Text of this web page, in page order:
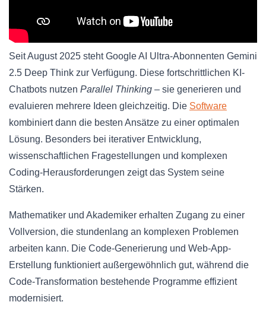
Seit August 2025 steht Google AI Ultra-Abonnenten Gemini
2.5 Deep Think zur Verfügung. Diese fortschrittlichen KI-
Chatbots nutzen Parallel Thinking – sie generieren und
evaluieren mehrere Ideen gleichzeitig. Die Software
kombiniert dann die besten Ansätze zu einer optimalen
Lösung. Besonders bei iterativer Entwicklung,
wissenschaftlichen Fragestellungen und komplexen
Coding-Herausforderungen zeigt das System seine
Stärken.
Mathematiker und Akademiker erhalten Zugang zu einer
Vollversion, die stundenlang an komplexen Problemen
arbeiten kann. Die Code-Generierung und Web-App-
Erstellung funktioniert außergewöhnlich gut, während die
Code-Transformation bestehende Programme effizient
modernisiert.